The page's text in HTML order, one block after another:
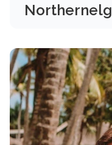
Northernelg